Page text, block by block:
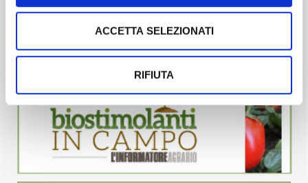
ACCETTA SELEZIONATI
RIFIUTA